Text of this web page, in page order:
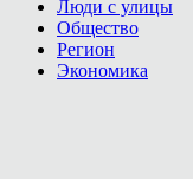
Люди с улицы
Общество
Регион
Экономика